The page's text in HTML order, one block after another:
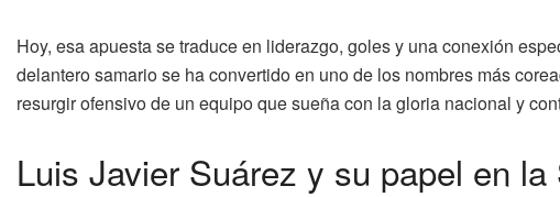
Hoy, esa apuesta se traduce en liderazgo, goles y una conexión
delantero samario se ha convertido en uno de los nombres más
resurgir ofensivo de un equipo que sueña con la gloria nacional y
Luis Javier Suárez y su papel en